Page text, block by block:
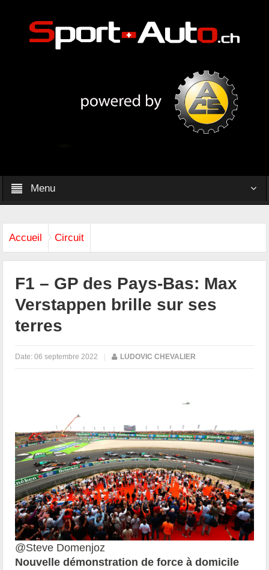
Menu
Accueil Circuit
F1 – GP des Pays-Bas: Max
Verstappen brille sur ses
terres
Date:06 septembre 2022 | LUDOVIC CHEVALIER
@Steve Domenjoz
Nouvelle démonstration de force à domicile